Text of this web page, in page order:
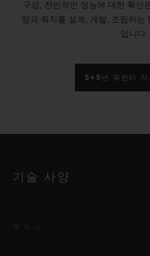
구성, 전반적인 성능에 대한 확신
량과 워치를 설계, 개발, 조립하는
입니다.
5+5년 워런티 자
기술 사양